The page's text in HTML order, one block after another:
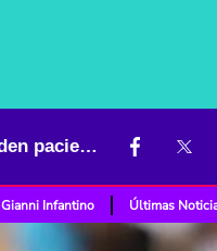
Luis Díaz, con "visto bueno" en Barcelona: en España dan precio final y piden paciencia
Gianni Infantino Últimas